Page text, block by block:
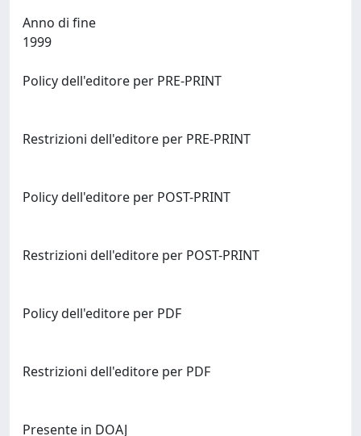
Anno di fine
Policy dell'editore per PRE-PRINT
Restrizioni dell'editore per PRE-PRINT
Policy dell'editore per POST-PRINT
Restrizioni dell'editore per POST-PRINT
Policy dell'editore per PDF
Restrizioni dell'editore per PDF
Presente in DOAJ